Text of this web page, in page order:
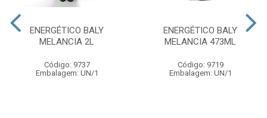
ENERGÉTICO BALY
MELANCIA 2L
Código: 9737
Embalagem: UN/1
ENERGÉTICO BALY
MELANCIA 473ML
Código: 9719
Embalagem: UN/1